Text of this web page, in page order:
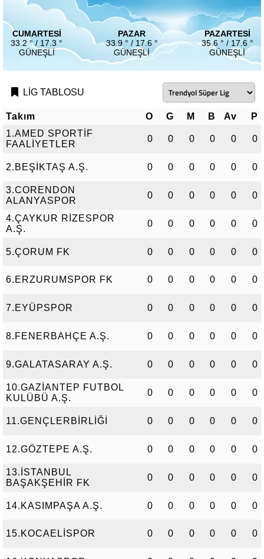
CUMARTESI
33.2 ° / 17.3 °
GÜNEŞLI
PAZAR
33.9 ° / 17.6 °
GÜNEŞLI
PAZARTESI
35.6 ° / 17.6 °
GÜNEŞLI
LİG TABLOSU
Takım O G M B Av
P
1.AMED SPORTİF
FAALİYETLER
0 0 0 0 0 0
2.BEŞİKTAŞ A.Ş. 0 0 0 0 0 0
3.CORENDON
ALANYASPOR
0 0 0 0 0 0
4.ÇAYKUR RİZESPOR
A.Ş.
0 0 0 0 0 0
5.ÇORUM FK 0 0 0 0 0 0
6.ERZURUMSPOR FK 0 0 0 0 0 0
7.EYÜPSPOR 0 0 0 0 0 0
8.FENERBAHÇE A.Ş. 0 0 0 0 0 0
9.GALATASARAY A.Ş. 0 0 0 0 0 0
10.GAZİANTEP FUTBOL
KULÜBÜ A.Ş.
0 0 0 0 0 0
11.GENÇLERBİRLİĞİ 0 0 0 0 0 0
12.GÖZTEPE A.Ş. 0 0 0 0 0 0
13.İSTANBUL
BAŞAKŞEHİR FK
0 0 0 0 0 0
14.KASIMPAŞA A.Ş. 0 0 0 0 0 0
15.KOCAELİSPOR 0 0 0 0 0 0